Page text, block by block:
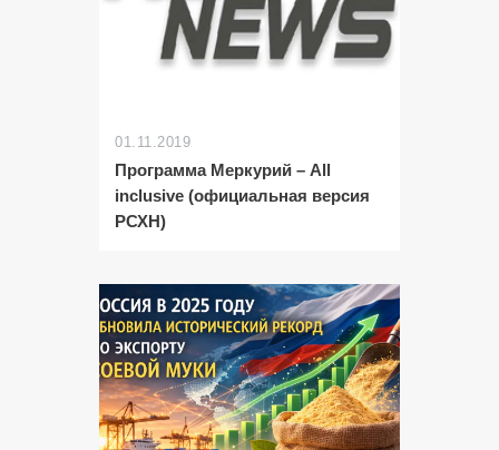
01.11.2019
Программа Меркурий – All
inclusive (официальная версия
РСХН)